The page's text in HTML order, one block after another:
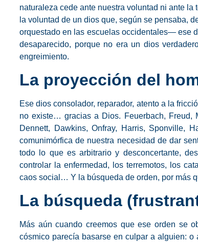
naturaleza cede ante nuestra voluntad ni ante
la voluntad de un dios que, según se pensaba,
orquestado en las escuelas occidentales— ese
desaparecido, porque no era un dios
engreimiento.
La proyección del
Ese dios consolador, reparador, atento a la
no existe… gracias a Dios. Feuerbach, Freud,
Dennett, Dawkins, Onfray, Harris, Sponville,
comunimórfica de nuestra necesidad de dar
todo lo que es arbitrario y desconcertante,
controlar la enfermedad, los terremotos, los
caos social… Y la búsqueda de orden, por más
La búsqueda
Más aún cuando creemos que ese orden se
cósmico parecía basarse en culpar a alguien: